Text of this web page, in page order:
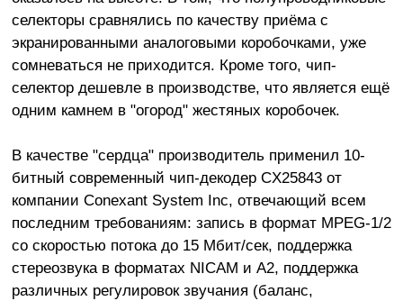
селекторы сравнялись по качеству приёма с
экранированными аналоговыми коробочками, уже
сомневаться не приходится. Кроме того, чип-
селектор дешевле в производстве, что является ещё
одним камнем в "огород" жестяных коробочек.
В качестве "сердца" производитель применил 10-
битный современный чип-декодер CX25843 от
компании Conexant System Inc, отвечающий всем
последним требованиям: запись в формат MPEG-1/2
со скоростью потока до 15 Мбит/сек, поддержка
стереозвука в форматах NICAM и A2, поддержка
различных регулировок звучания (баланс,